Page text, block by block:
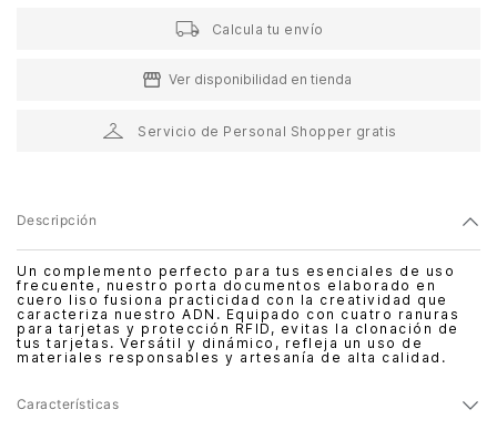
Calcula tu envío
Ver disponibilidad en tienda
Servicio de Personal Shopper gratis
Descripción
Un complemento perfecto para tus esenciales de uso
frecuente, nuestro porta documentos elaborado en
cuero liso fusiona practicidad con la creatividad que
caracteriza nuestro ADN. Equipado con cuatro ranuras
para tarjetas y protección RFID, evitas la clonación de
tus tarjetas. Versátil y dinámico, refleja un uso de
materiales responsables y artesanía de alta calidad.
Características